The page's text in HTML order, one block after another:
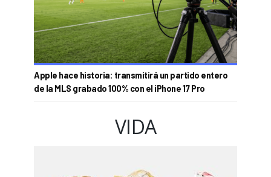
Apple hace historia: transmitirá un partido entero
de la MLS grabado 100% con el iPhone 17 Pro
VIDA